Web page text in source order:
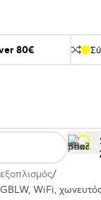
80€
WiFi,